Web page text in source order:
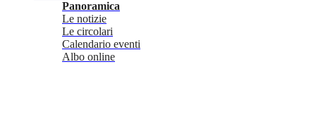
Panoramica
Le notizie
Le circolari
Calendario eventi
Albo online